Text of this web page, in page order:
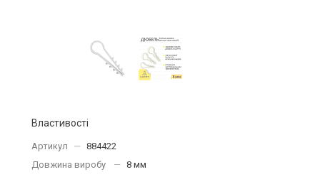
Властивості
Артикул — 884422
Довжина виробу
— 8 мм